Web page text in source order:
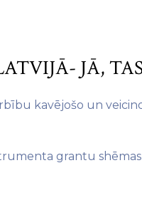
JĀ,
kavējošo un
grantu